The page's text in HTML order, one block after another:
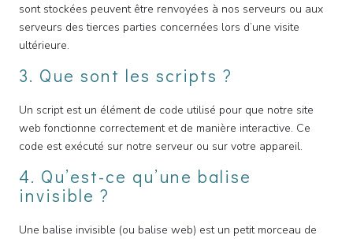
sont stockées peuvent être renvoyées à nos serveurs ou aux
serveurs des tierces parties concernées lors d’une visite
ultérieure.
3. Que sont les scripts ?
Un script est un élément de code utilisé pour que notre site
web fonctionne correctement et de manière interactive. Ce
code est exécuté sur notre serveur ou sur votre appareil.
4. Qu’est-ce qu’une balise
invisible ?
Une balise invisible (ou balise web) est un petit morceau de